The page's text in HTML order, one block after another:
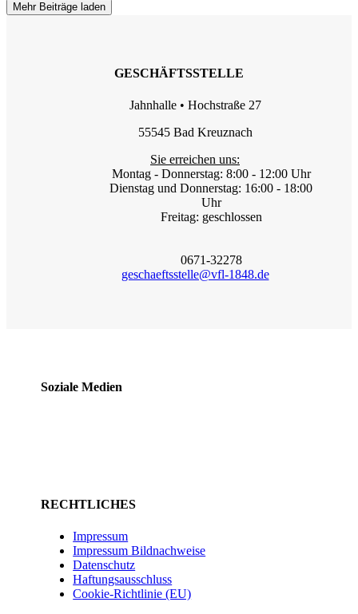
Mehr Beiträge laden
GESCHÄFTSSTELLE
Jahnhalle • Hochstraße 27
55545 Bad Kreuznach
Sie erreichen uns:
Montag - Donnerstag: 8:00 - 12:00 Uhr
Dienstag und Donnerstag: 16:00 - 18:00
Uhr
Freitag: geschlossen
0671-32278
geschaeftsstelle@vfl-1848.de
Soziale Medien
RECHTLICHES
Impressum
Impressum Bildnachweise
Datenschutz
Haftungsausschluss
Cookie-Richtlinie (EU)